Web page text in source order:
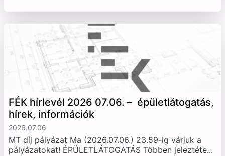
FÉK hírlevél 2026 07.06. – épületlátogatás,
hírek, információk
2026.07.06
MT díj pályázat Ma (2026.07.06.) 23.59-ig várjuk a
pályázatokat! ÉPÜLETLÁTOGATÁS Többen jeleztéte...